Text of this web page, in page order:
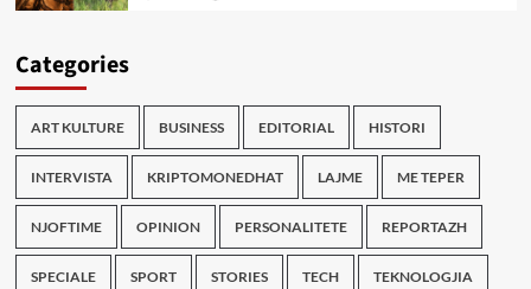
Categories
ART KULTURE BUSINESS EDITORIAL HISTORI
INTERVISTA KRIPTOMONEDHAT LAJME ME TEPER
NJOFTIME OPINION PERSONALITETE REPORTAZH
SPECIALE SPORT STORIES TECH TEKNOLOGJIA